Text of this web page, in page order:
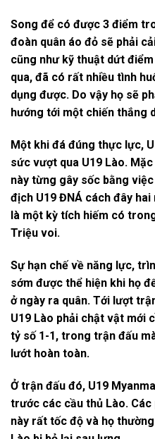
Song để có được 3 điểm
đoàn quân áo đỏ sẽ phải
cũng như kỹ thuật dứt
qua, đã có rất nhiều tình
dụng được. Do vậy họ sẽ
hướng tới một chiến thắng
Một khi đá đúng thực lực,
sức vượt qua U19 Lào.
này từng gây sốc bằng
địch U19 ĐNÁ cách đây
là một kỳ tích hiếm có
Triệu voi.
Sự hạn chế về năng lực,
sớm được thể hiện khi họ
ở ngày ra quân. Tới lượt
U19 Lào phải chật vật mới
tỷ số 1-1, trong trận đấu
lướt hoàn toàn.
Ở trận đấu đó, U19
trước các cầu thủ Lào. Các
này rất tốc độ và họ